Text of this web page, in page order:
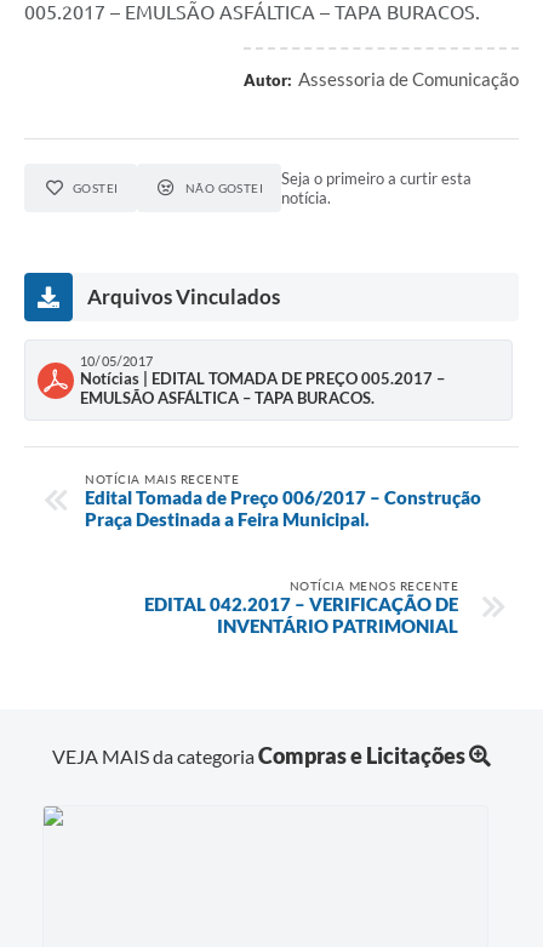
005.2017 – EMULSÃO ASFÁLTICA – TAPA BURACOS.
Autor: Assessoria de Comunicação
GOSTEI NÃO GOSTEI
Seja o primeiro a curtir esta
notícia.
Arquivos Vinculados
10/05/2017
Notícias | EDITAL TOMADA DE PREÇO 005.2017 –
EMULSÃO ASFÁLTICA – TAPA BURACOS.
NOTÍCIA MAIS RECENTE
Edital Tomada de Preço 006/2017 – Construção
Praça Destinada a Feira Municipal.
NOTÍCIA MENOS RECENTE
EDITAL 042.2017 – VERIFICAÇÃO DE
INVENTÁRIO PATRIMONIAL
VEJA MAIS da categoriaCompras e Licitações